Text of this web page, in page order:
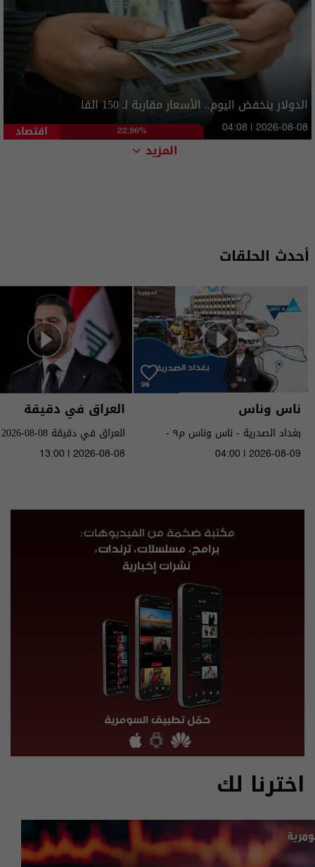
الدولار ينخفض اليوم.. الأسعار مقاربة لـ 150 الفا
اقتصاد 22.96% 04:08 | 2026-08-08
المزيد
أحدث الحلقات
ناس وناس
بغداد الصدرية - ناس وناس م٩ -
الحلقة ٩٦ | الموسم 9
04:00 | 2026-08-09
العراق في دقيقة
العراق في دقيقة 08-08-2026 | 2026
13:00 | 2026-08-08
اخترنا لك